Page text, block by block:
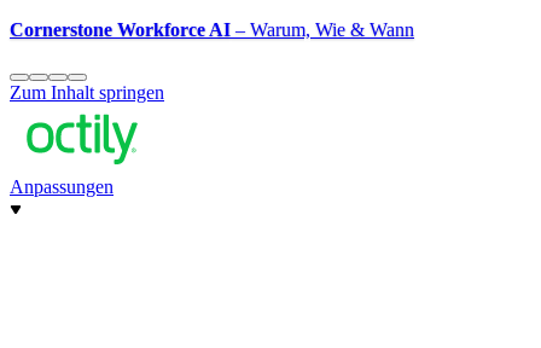
Cornerstone Workforce AI– Warum, Wie & Wann
Zum Inhalt springen
Anpassungen